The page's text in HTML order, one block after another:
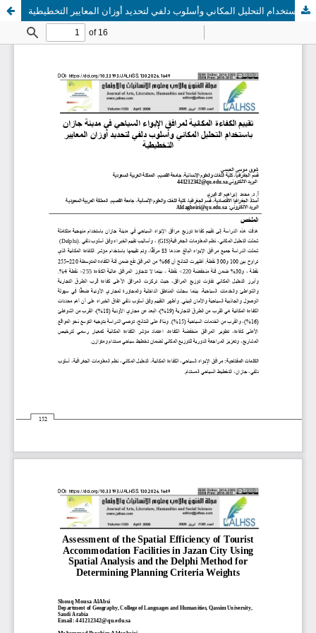
تقييم الكفاءة المكانية لمرافق الإيواء السياحي في مدينة جازان باستخدام التحليل المكاني وأسلوب دلفي لتحديد أوزان المعايير التخطيطية